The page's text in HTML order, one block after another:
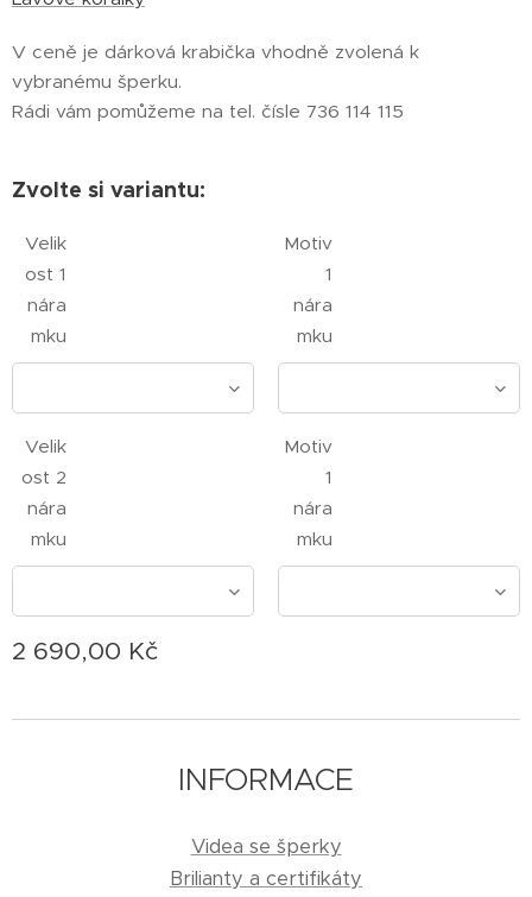
V ceně je dárková krabička vhodně zvolená k
vybranému šperku.
Rádi vám pomůžeme na tel. čísle 736 114 115
Zvolte si variantu:
Velik
ost 1
nára
mku
Motiv
1
nára
mku
Velik
ost 2
nára
mku
Motiv
1
nára
mku
2 690,00 Kč
INFORMACE
Videa se šperky
Brilianty a certifikáty